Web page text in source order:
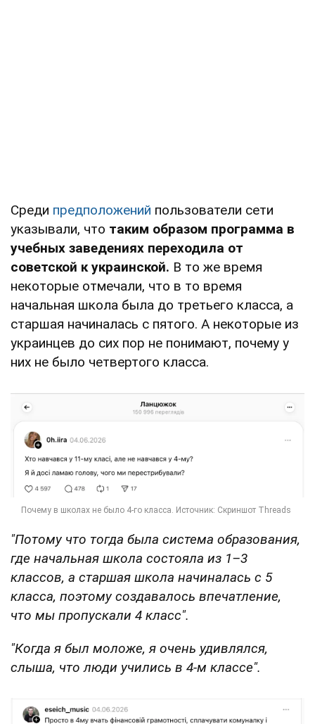
Среди предположений пользователи сети
указывали, что таким образом программа в
учебных заведениях переходила от
советской к украинской. В то же время
некоторые отмечали, что в то время
начальная школа была до третьего класса, а
старшая начиналась с пятого. А некоторые из
украинцев до сих пор не понимают, почему у
них не было четвертого класса.
"Потому что тогда была система образования,
где начальная школа состояла из 1–3
классов, а старшая школа начиналась с 5
класса, поэтому создавалось впечатление,
что мы пропускали 4 класс".
"Когда я был моложе, я очень удивлялся,
слыша, что люди учились в 4-м классе".